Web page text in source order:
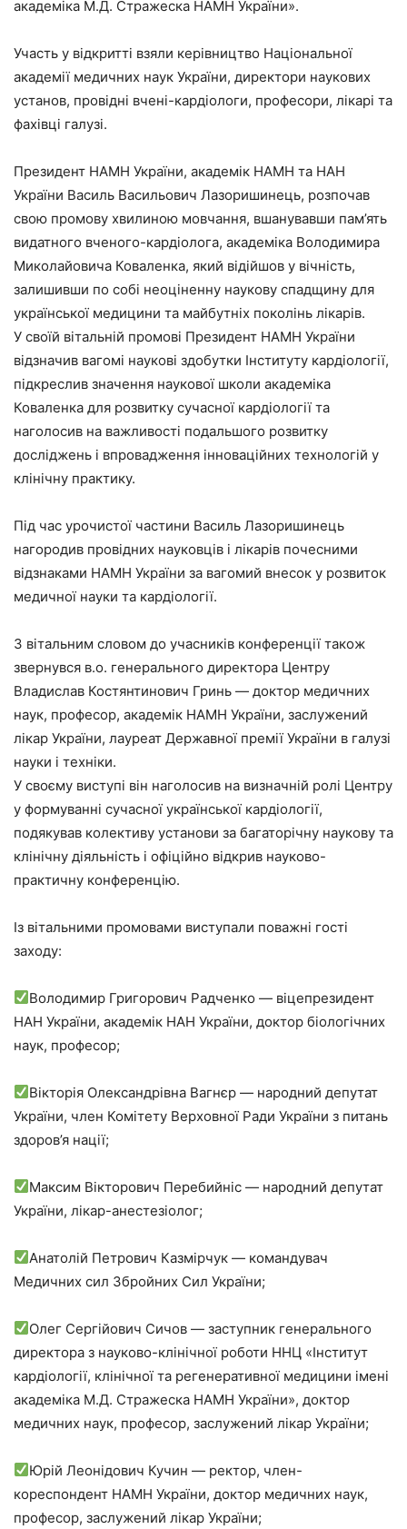
академіка М.Д. Стражеска НАМН України».
Участь у відкритті взяли керівництво Національної
академії медичних наук України, директори наукових
установ, провідні вчені-кардіологи, професори, лікарі та
фахівці галузі.
Президент НАМН України, академік НАМН та НАН
України Василь Васильович Лазоришинець, розпочав
свою промову хвилиною мовчання, вшанувавши пам’ять
видатного вченого-кардіолога, академіка Володимира
Миколайовича Коваленка, який відійшов у вічність,
залишивши по собі неоціненну наукову спадщину для
української медицини та майбутніх поколінь лікарів.
У своїй вітальній промові Президент НАМН України
відзначив вагомі наукові здобутки Інституту кардіології,
підкреслив значення наукової школи академіка
Коваленка для розвитку сучасної кардіології та
наголосив на важливості подальшого розвитку
досліджень і впровадження інноваційних технологій у
клінічну практику.
Під час урочистої частини Василь Лазоришинець
нагородив провідних науковців і лікарів почесними
відзнаками НАМН України за вагомий внесок у розвиток
медичної науки та кардіології.
З вітальним словом до учасників конференції також
звернувся в.о. генерального директора Центру
Владислав Костянтинович Гринь — доктор медичних
наук, професор, академік НАМН України, заслужений
лікар України, лауреат Державної премії України в галузі
науки і техніки.
У своєму виступі він наголосив на визначній ролі Центру
у формуванні сучасної української кардіології,
подякував колективу установи за багаторічну наукову та
клінічну діяльність і офіційно відкрив науково-
практичну конференцію.
Із вітальними промовами виступали поважні гості
заходу:
Володимир Григорович Радченко — віцепрезидент
НАН України, академік НАН України, доктор біологічних
наук, професор;
Вікторія Олександрівна Вагнєр — народний депутат
України, член Комітету Верховної Ради України з питань
здоров’я нації;
Максим Вікторович Перебийніс — народний депутат
України, лікар-анестезіолог;
Анатолій Петрович Казмірчук — командувач
Медичних сил Збройних Сил України;
Олег Сергійович Сичов — заступник генерального
директора з науково-клінічної роботи ННЦ «Інститут
кардіології, клінічної та регенеративної медицини імені
академіка М.Д. Стражеска НАМН України», доктор
медичних наук, професор, заслужений лікар України;
Юрій Леонідович Кучин — ректор, член-
кореспондент НАМН України, доктор медичних наук,
професор, заслужений лікар України;